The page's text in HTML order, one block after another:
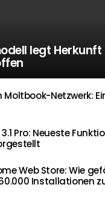
legt Herkunft
Netzwerk:
Pro: Neueste
Web Store: Wie
Installationen